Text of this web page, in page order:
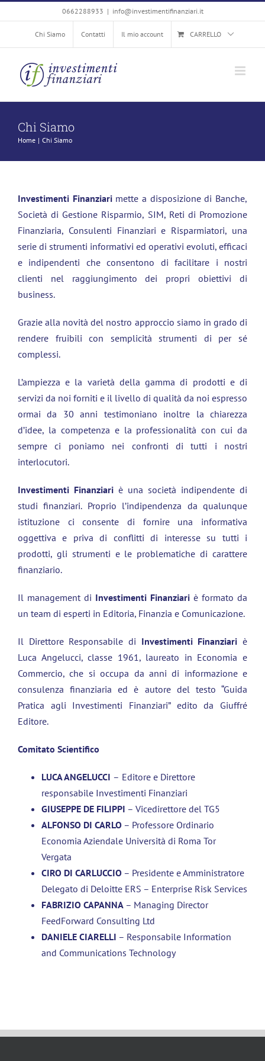
al
contenuto
0662288933 | info@investimentifinanziari.it
Chi Siamo Contatti Il mio account CARRELLO
Chi Siamo
Home Chi Siamo
Investimenti Finanziarimette a disposizione di Banche,
Società di Gestione Risparmio, SIM, Reti di Promozione
Finanziaria, Consulenti Finanziari e Risparmiatori, una
serie di strumenti informativi ed operativi evoluti, efficaci
e indipendenti che consentono di facilitare i nostri
clienti nel raggiungimento dei propri obiettivi di
business.
Grazie alla novità del nostro approccio siamo in grado di
rendere fruibili con semplicità strumenti di per sé
complessi.
L’ampiezza e la varietà della gamma di prodotti e di
servizi da noi forniti e il livello di qualità da noi espresso
ormai da 30 anni testimoniano inoltre la chiarezza
d’idee, la competenza e la professionalità con cui da
sempre ci poniamo nei confronti di tutti i nostri
interlocutori.
Investimenti Finanziari è una società indipendente di
studi finanziari. Proprio l’indipendenza da qualunque
istituzione ci consente di fornire una informativa
oggettiva e priva di conflitti di interesse su tutti i
prodotti, gli strumenti e le problematiche di carattere
finanziario.
Il management di Investimenti Finanziari è formato da
un team di esperti in Editoria, Finanzia e Comunicazione.
Il Direttore Responsabile di Investimenti Finanziari è
Luca Angelucci, classe 1961, laureato in Economia e
Commercio, che si occupa da anni di informazione e
consulenza finanziaria ed è autore del testo “Guida
Pratica agli Investimenti Finanziari” edito da Giuffré
Editore.
Comitato Scientifico
LUCA ANGELUCCI – Editore e Direttore
responsabile Investimenti Finanziari
GIUSEPPE DE FILIPPI – Vicedirettore del TG5
ALFONSO DI CARLO – Professore Ordinario
Economia Aziendale Università di Roma Tor
Vergata
CIRO DI CARLUCCIO – Presidente e Amministratore
Delegato di Deloitte ERS – Enterprise Risk Services
FABRIZIO CAPANNA – Managing Director
FeedForward Consulting Ltd
DANIELE CIARELLI – Responsabile Information
and Communications Technology